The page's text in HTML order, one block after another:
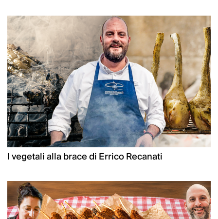
I vegetali alla brace di Errico Recanati